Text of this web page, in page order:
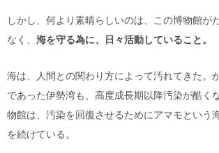
しかし、何より素晴らしいのは、この博物館が
なく、 海を守る為に、日々活動していること。
海は、人間との関わり方によって汚れてきた。
であった伊勢湾も、高度成長期以降汚染が酷く
物館は、汚染を回復させるためにアマモという
を続けている。